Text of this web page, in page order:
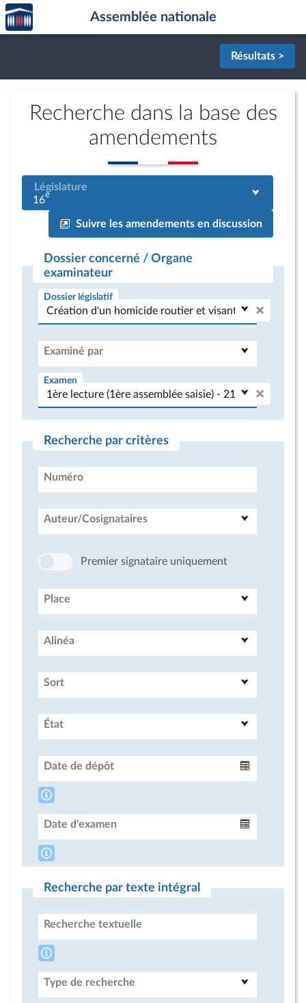
Aller au contenu
Aller en bas de la page
Accèder
à la
page
Assemblée nationale
Résultats >
Recherche dans la base des
amendements
Législature
16e
Suivre les amendements en discussion
Dossier concerné / Organe
examinateur
Dossier législatif
Examiné par
Examen
Recherche par critères
Numéro
Auteur/Cosignataires
Premier signataire uniquement
Place
Alinéa
Sort
État
Date de dépôt
Date d'examen
Recherche par texte intégral
Recherche textuelle
Type de recherche